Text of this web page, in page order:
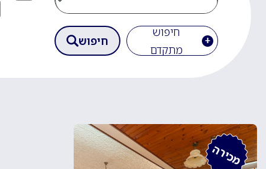
חיפוש
מתקדם
חיפוש
מכירה